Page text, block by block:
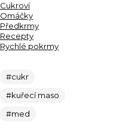
Cukroví
Omáčky
Předkrmy
Recepty
Rychlé pokrmy
#cukr
#kuřecí maso
#med